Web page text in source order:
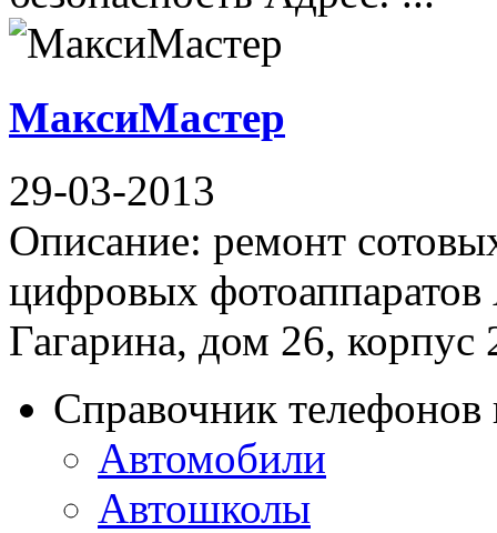
МаксиМастер
29-03-2013
Описание: ремонт
цифровых
Гагарина, дом 26,
Справочник
Автомобили
Автошколы